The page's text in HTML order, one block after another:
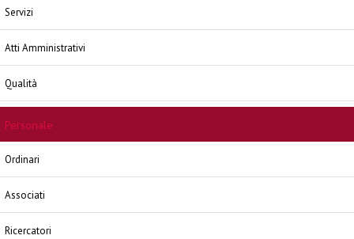
Servizi
Atti Amministrativi
Qualità
Personale
Ordinari
Associati
Ricercatori